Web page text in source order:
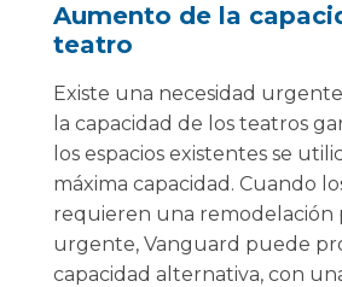
Aumento de la
teatro
Existe una necesidad
la capacidad de los teatros
los espacios existentes se
máxima capacidad. Cuando
requieren una remodelación
urgente, Vanguard puede
capacidad alternativa, con